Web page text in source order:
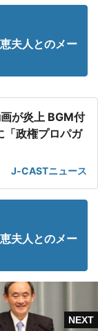
夫人とのメー
が炎上 BGM付
「政権プロパガ
J-CASTニュース
夫人とのメー